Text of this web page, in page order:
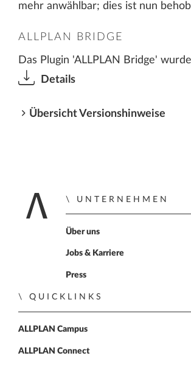
mehr anwählbar; dies ist nun
ALLPLAN BRIDGE
Das Plugin 'ALLPLAN Bridge'
Details
Übersicht Versionshinweise
Zur Startseite
UNTERNEHMEN
Über uns
Jobs & Karriere
Press
QUICKLINKS
ALLPLAN Campus
ALLPLAN Connect